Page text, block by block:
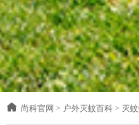
尚科官网 > 户外灭蚊百科 > 灭